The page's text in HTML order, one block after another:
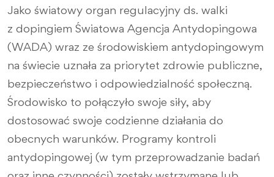
Jako światowy organ regulacyjny ds. walki
z dopingiem Światowa Agencja Antydopingowa
(WADA) wraz ze środowiskiem antydopingowym
na świecie uznała za priorytet zdrowie publiczne,
bezpieczeństwo i odpowiedzialność społeczną.
Środowisko to połączyło swoje siły, aby
dostosować swoje codzienne działania do
obecnych warunków. Programy kontroli
antydopingowej (w tym przeprowadzanie badań